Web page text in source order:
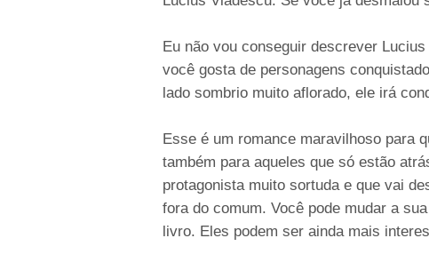
Eu não vou conseguir descrever
você gosta de personagens
lado sombrio muito aflorado, ele irá
Esse é um romance maravilhoso para
também para aqueles que só estão
protagonista muito sortuda e que vai
fora do comum. Você pode mudar a
livro. Eles podem ser ainda mais